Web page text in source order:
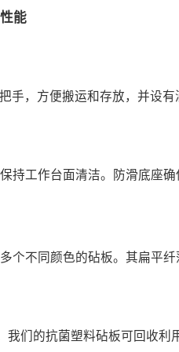
能
手，方便搬运和存放，并设
持工作台面清洁。防滑底座确
个不同颜色的砧板。其扁平
们的抗菌塑料砧板可回收